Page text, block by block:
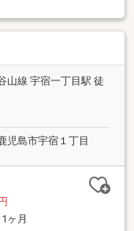
山線 宇宿一丁目駅 徒
児島市宇宿１丁目
1ヶ月